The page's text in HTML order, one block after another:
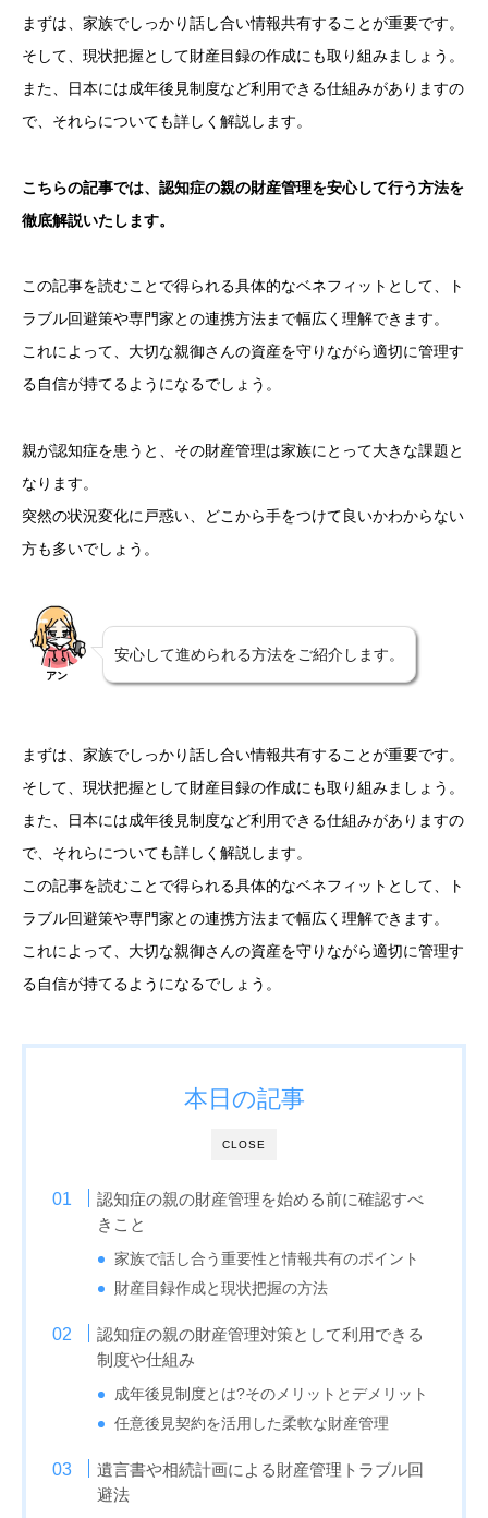
まずは、家族でしっかり話し合い情報共有することが重要です。
そして、現状把握として財産目録の作成にも取り組みましょう。
また、日本には成年後見制度など利用できる仕組みがありますの
で、それらについても詳しく解説します。
こちらの記事では、認知症の親の財産管理を安心して行う方法を
徹底解説いたします。
この記事を読むことで得られる具体的なベネフィットとして、ト
ラブル回避策や専門家との連携方法まで幅広く理解できます。
これによって、大切な親御さんの資産を守りながら適切に管理す
る自信が持てるようになるでしょう。
親が認知症を患うと、その財産管理は家族にとって大きな課題と
なります。
突然の状況変化に戸惑い、どこから手をつけて良いかわからない
方も多いでしょう。
アン
安心して進められる方法をご紹介します。
まずは、家族でしっかり話し合い情報共有することが重要です。
そして、現状把握として財産目録の作成にも取り組みましょう。
また、日本には成年後見制度など利用できる仕組みがありますの
で、それらについても詳しく解説します。
この記事を読むことで得られる具体的なベネフィットとして、ト
ラブル回避策や専門家との連携方法まで幅広く理解できます。
これによって、大切な親御さんの資産を守りながら適切に管理す
る自信が持てるようになるでしょう。
CLOSE
本日の記事
認知症の親の財産管理を始める前に確認すべ
きこと
家族で話し合う重要性と情報共有のポイント
財産目録作成と現状把握の方法
認知症の親の財産管理対策として利用できる
制度や仕組み
成年後見制度とは?そのメリットとデメリット
任意後見契約を活用した柔軟な財産管理
遺言書や相続計画による財産管理トラブル回
避法